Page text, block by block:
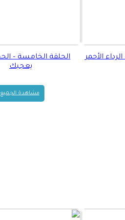
الأحمر
الحلقة الخامسة –
يعجبك
مشاهدة الجميع